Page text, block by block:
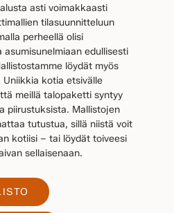
asti voimakkaasti
tilasuunnitteluun
perheellä olisi
edullisesti
löydät myös
kotia etsivälle
meillä talopaketti syntyy
piirustuksista. Mallistojen
tutustua, sillä niistä voit
kotiisi – tai löydät toiveesi
sellaisenaan.